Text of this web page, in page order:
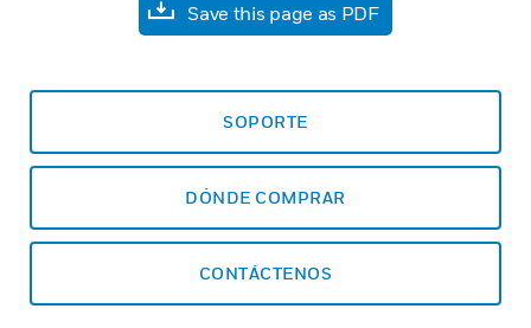
Save this page as PDF
SOPORTE
DÓNDE COMPRAR
CONTÁCTENOS